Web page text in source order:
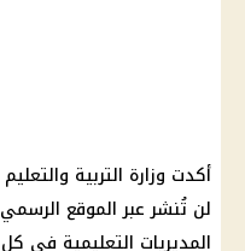
لن تُنشر عبر الموقع
المديريات التعليمية في